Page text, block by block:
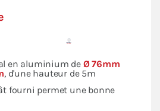
en aluminium de Ø 76mm
, d'une hauteur de 5m
fourni permet une bonne